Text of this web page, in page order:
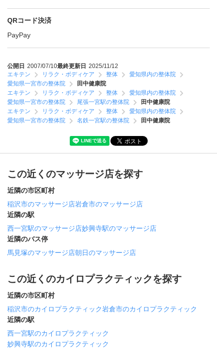
QRコード決済
PayPay
公開日 2007/07/10最終更新日 2025/11/12
エキテン
リラク・ボディケア 整体
愛知県内の整体院
愛知県一宮市の整体院
田中健康院
エキテン
リラク・ボディケア 整体
愛知県内の整体院
愛知県一宮市の整体院
尾張一宮駅の整体院
田中健康院
エキテン
リラク・ボディケア 整体
愛知県内の整体院
愛知県一宮市の整体院
名鉄一宮駅の整体院 田中健康院
この近くのマッサージ店を探す
近隣の市区町村
稲沢市のマッサージ店岩倉市のマッサージ店
近隣の駅
西一宮駅のマッサージ店妙興寺駅のマッサージ店
近隣のバス停
馬見塚のマッサージ店朝日のマッサージ店
この近くのカイロプラクティックを探す
近隣の市区町村
稲沢市のカイロプラクティック岩倉市のカイロプラクティック
近隣の駅
西一宮駅のカイロプラクティック
妙興寺駅のカイロプラクティック